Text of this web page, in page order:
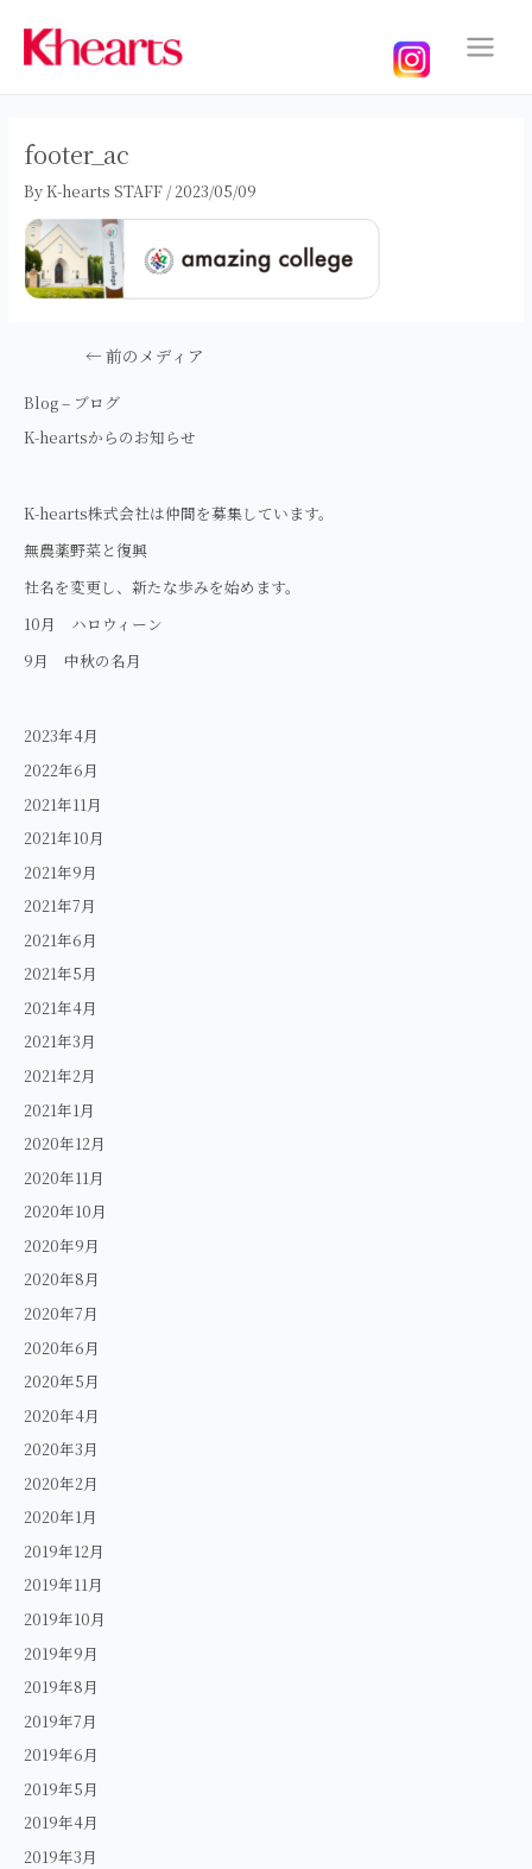
Main
footer_ac
ByK-hearts STAFF /2023/05/09
ナ
ゲ
ョ
ン
← 前のメディア
Blog – ブログ
K-heartsからのお知らせ
K-hearts株式会社は仲間を募集しています。
無農薬野菜と復興
社名を変更し、新たな歩みを始めます。
10月 ハロウィーン
9月 中秋の名月
2023年4月
2022年6月
2021年11月
2021年10月
2021年9月
2021年7月
2021年6月
2021年5月
2021年4月
2021年3月
2021年2月
2021年1月
2020年12月
2020年11月
2020年10月
2020年9月
2020年8月
2020年7月
2020年6月
2020年5月
2020年4月
2020年3月
2020年2月
2020年1月
2019年12月
2019年11月
2019年10月
2019年9月
2019年8月
2019年7月
2019年6月
2019年5月
2019年4月
2019年3月